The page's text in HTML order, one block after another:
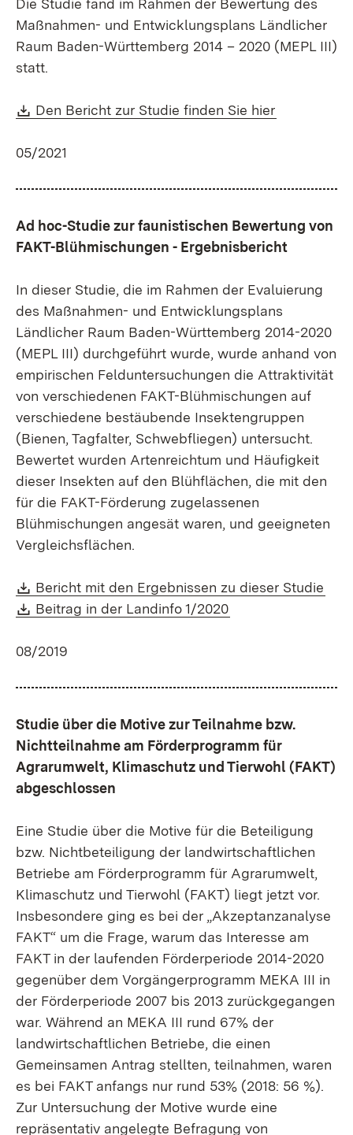
Die Studie fand im Rahmen der Bewertung des
Maßnahmen- und Entwicklungsplans Ländlicher
Raum Baden-Württemberg 2014 – 2020 (MEPL III)
statt.
Download:
Den Bericht zur Studie finden Sie hier
05/2021
Ad hoc-Studie zur faunistischen Bewertung von
FAKT-Blühmischungen - Ergebnisbericht
In dieser Studie, die im Rahmen der Evaluierung
des Maßnahmen- und Entwicklungsplans
Ländlicher Raum Baden-Württemberg 2014-2020
(MEPL III) durchgeführt wurde, wurde anhand von
empirischen Felduntersuchungen die Attraktivität
von verschiedenen FAKT-Blühmischungen auf
verschiedene bestäubende Insektengruppen
(Bienen, Tagfalter, Schwebfliegen) untersucht.
Bewertet wurden Artenreichtum und Häufigkeit
dieser Insekten auf den Blühflächen, die mit den
für die FAKT-Förderung zugelassenen
Blühmischungen angesät waren, und geeigneten
Vergleichsflächen.
Download:
Bericht mit den Ergebnissen zu dieser Studie
Download:
Beitrag in der Landinfo 1/2020
08/2019
Studie über die Motive zur Teilnahme bzw.
Nichtteilnahme am Förderprogramm für
Agrarumwelt, Klimaschutz und Tierwohl (FAKT)
abgeschlossen
Eine Studie über die Motive für die Beteiligung
bzw. Nichtbeteiligung der landwirtschaftlichen
Betriebe am Förderprogramm für Agrarumwelt,
Klimaschutz und Tierwohl (FAKT) liegt jetzt vor.
Insbesondere ging es bei der „Akzeptanzanalyse
FAKT“ um die Frage, warum das Interesse am
FAKT in der laufenden Förderperiode 2014-2020
gegenüber dem Vorgängerprogramm MEKA III in
der Förderperiode 2007 bis 2013 zurückgegangen
war. Während an MEKA III rund 67% der
landwirtschaftlichen Betriebe, die einen
Gemeinsamen Antrag stellten, teilnahmen, waren
es bei FAKT anfangs nur rund 53% (2018: 56 %).
Zur Untersuchung der Motive wurde eine
repräsentativ angelegte Befragung von